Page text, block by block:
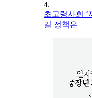
4.
초고령사회 ‘
길 정책은